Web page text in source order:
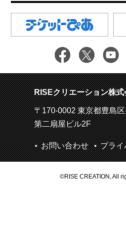
RISEクリエーション株式
〒170-0002 東京都豊島
第二扇屋ビル2F
お問い合わせ プライ
©RISE CREATION, All